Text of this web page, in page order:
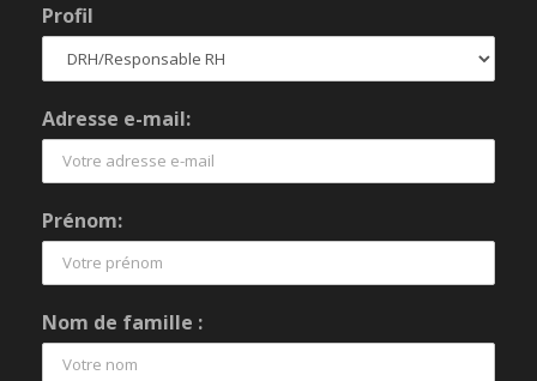
Profil
Adresse e-mail:
Prénom:
Nom de famille :